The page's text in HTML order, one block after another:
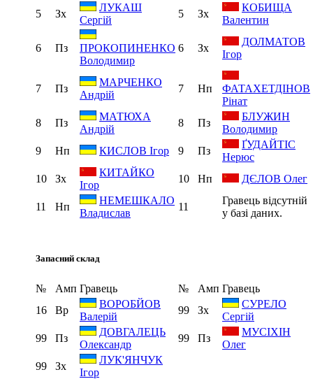
5
Зх
ЛУКАШ
Сергій
5 Зх
КОБИЩА
Валентин
6 Пз
ПРОКОПИНЕНКО
Володимир
6 Зх
ДОЛМАТОВ
Ігор
7 Пз
МАРЧЕНКО
Андрій
7 Нп
ФАТАХЕТДІНОВ
Рінат
8
Пз
МАТЮХА
Андрій
8 Пз
БЛУЖИН
Володимир
9
Нп КИСЛОВ Ігор 9 Пз
ҐУДАЙТІС
Нерюс
10
Зх
КИТАЙКО
Ігор
10 Нп ДЄЛОВ Олег
11 Нп
НЕМЕШКАЛО
Владислав
11
Гравець відсутній
у базі даних.
Запасний склад
№ Амп Гравець № Амп Гравець
16
Вр
ВОРОБЙОВ
Валерій
99 Зх
СУРЕЛО
Сергій
99
Пз
ДОВГАЛЕЦЬ
Олександр
99 Пз
МУСІХІН
Олег
99
Зх
ЛУК'ЯНЧУК
Ігор